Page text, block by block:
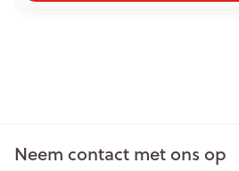
Neem contact met ons op